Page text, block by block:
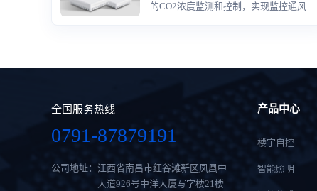
建设省级平台的，重点用能单位端能耗监
的CO2浓度监测和控制，实现监控通风系
全国服务热线
0791-87879191
公司地址： 江西省南昌市红谷滩新区凤凰中
大道926号中洋大厦写字楼21楼
产品中心
楼宇自控
智能照明